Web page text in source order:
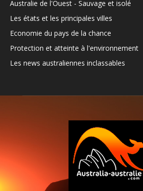
Australie de l'Ouest - Sauvage et isolé
Les états et les principales villes
Economie du pays de la chance
Protection et atteinte à l'environnement
Les news australiennes inclassables